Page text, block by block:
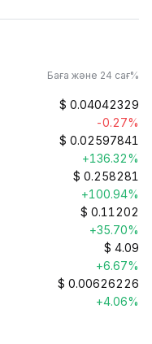
Баға және 24 сағ%
$ 0.04042329
-0.27%
$ 0.02597841
+136.32%
$ 0.258281
+100.94%
$ 0.11202
+35.70%
$ 4.09
+6.67%
$ 0.00626226
+4.06%